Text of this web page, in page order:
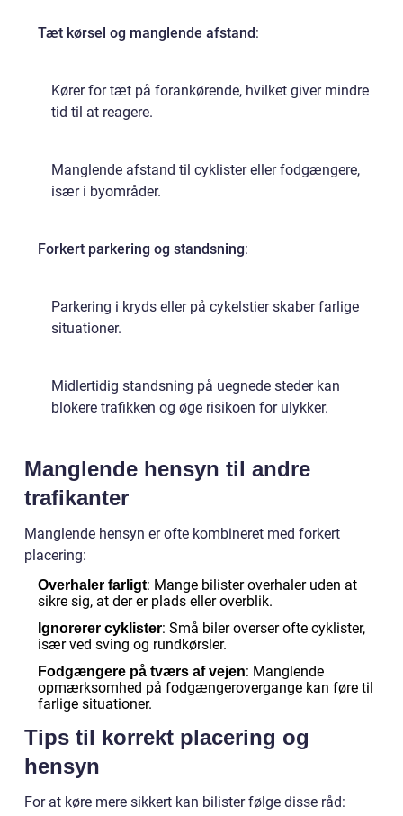
Tæt kørsel og manglende afstand:
Kører for tæt på forankørende, hvilket giver mindre
tid til at reagere.
Manglende afstand til cyklister eller fodgængere,
især i byområder.
Forkert parkering og standsning:
Parkering i kryds eller på cykelstier skaber farlige
situationer.
Midlertidig standsning på uegnede steder kan
blokere trafikken og øge risikoen for ulykker.
Manglende hensyn til andre
trafikanter
Manglende hensyn er ofte kombineret med forkert
placering:
Overhaler farligt: Mange bilister overhaler uden at
sikre sig, at der er plads eller overblik.
Ignorerer cyklister: Små biler overser ofte cyklister,
især ved sving og rundkørsler.
Fodgængere på tværs af vejen: Manglende
opmærksomhed på fodgængerovergange kan føre til
farlige situationer.
Tips til korrekt placering og
hensyn
For at køre mere sikkert kan bilister følge disse råd: